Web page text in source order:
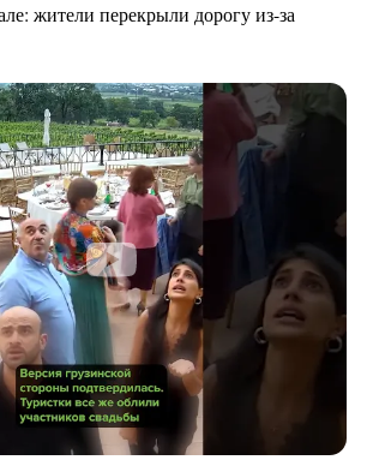
жители перекрыли дорогу из-за